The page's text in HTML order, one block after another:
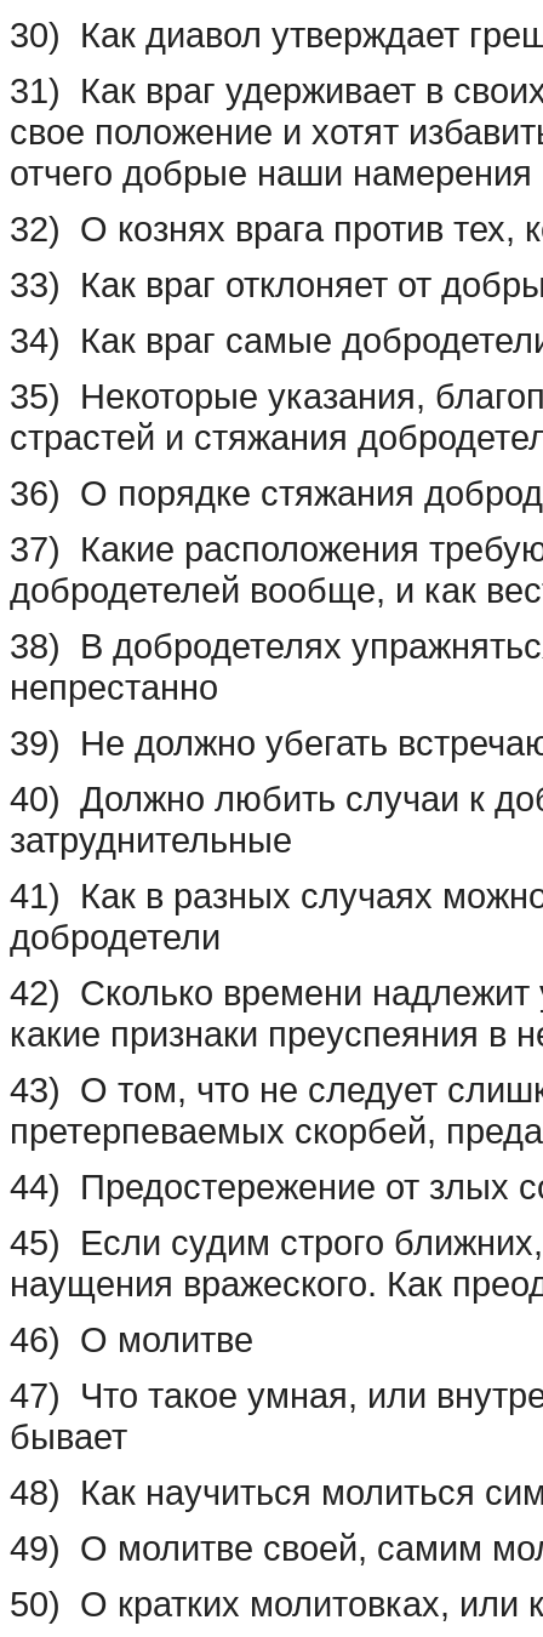
30) Как диавол утверждает
31) Как враг удерживает в
свое положение и хотят
отчего добрые наши намерения
32) О кознях врага против тех,
33) Как враг отклоняет от
34) Как враг самые
35) Некоторые указания,
страстей и стяжания
36) О порядке стяжания
37) Какие расположения
добродетелей вообще, и как
38) В добродетелях
непрестанно
39) Не должно убегать
40) Должно любить случаи к
затруднительные
41) Как в разных случаях
добродетели
42) Сколько времени надлежит
какие признаки преуспеяния в
43) О том, что не следует
претерпеваемых скорбей,
44) Предостережение от злых
45) Если судим строго
наущения вражеского. Как
46) О молитве
47) Что такое умная, или
бывает
48) Как научиться молиться
49) О молитве своей, самим
50) О кратких молитовках, или